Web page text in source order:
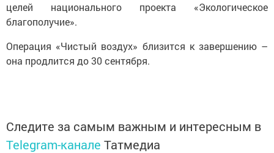
целей национального проекта «Экологическое
благополучие».
Операция «Чистый воздух» близится к завершению –
она продлится до 30 сентября.
Следите за самым важным и интересным в
Telegram-канале Татмедиа